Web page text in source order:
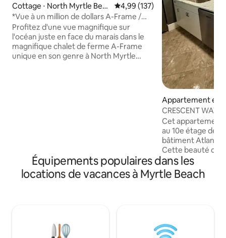
Cottage ⋅ North Myrtle Beac
h
Évaluation moyenne sur la
4,99 (137)
*Vue à un million de dollars A-Frame /
Jacuzzi / Foyer*
Profitez d'une vue magnifique sur
l'océan juste en face du marais dans le
magnifique chalet de ferme A-Frame
unique en son genre à North Myrtle
observations courantes incluent les
pygargues à tête blanche, les pinsons
peints, les colibris et plus encore !
Appartement en
⋅ Myrtle Beach
CRESCENT
Emplacement
Cet
au 10e étage de
bâtiment
Cette beauté
chambres et de
lave-linge et
cuisine dispose
sur l'IMMENSE
Équipements populaires dans les
locations de vacances à Myrtle Beach